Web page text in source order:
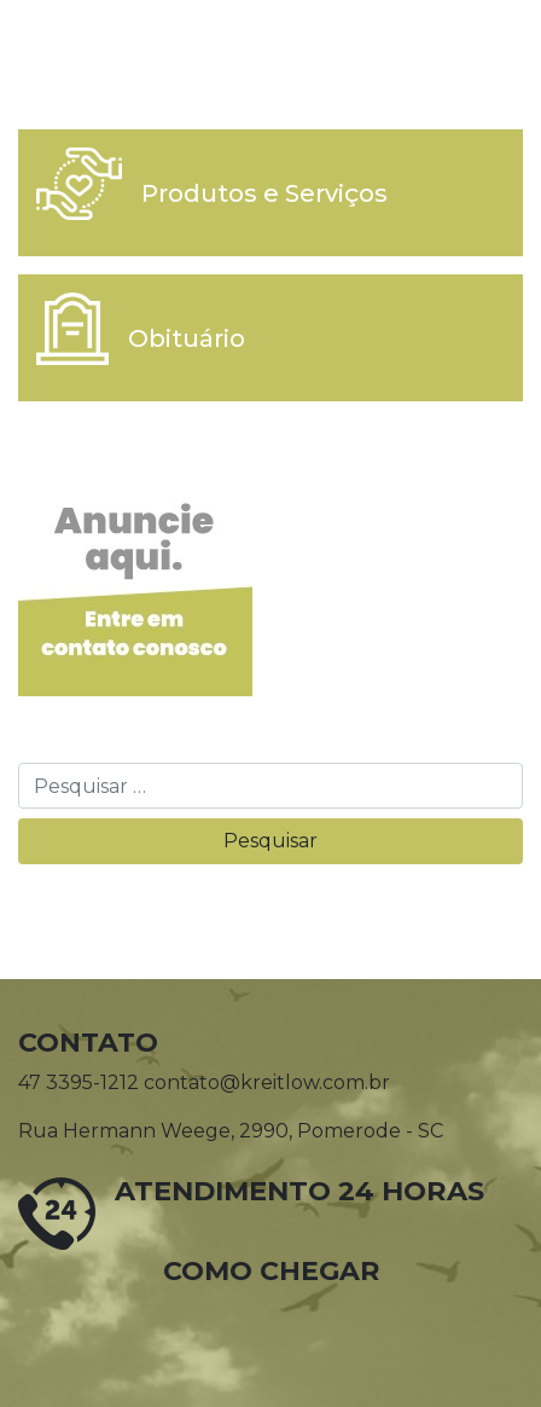
Produtos e Serviços
Obituário
CONTATO
47 3395-1212 contato@kreitlow.com.br
Rua Hermann Weege, 2990, Pomerode - SC
ATENDIMENTO 24 HORAS
COMO CHEGAR